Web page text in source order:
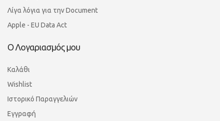
Λίγα λόγια για την Document
Apple - EU Data Act
Ο Λογαριασμός μου
Καλάθι
Wishlist
Ιστορικό Παραγγελιών
Εγγραφή